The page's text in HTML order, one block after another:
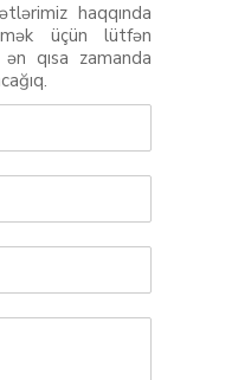
haqqında
üçün lütfən
qısa zamanda